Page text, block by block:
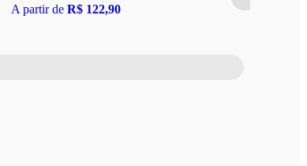
A partir de R$ 122,90